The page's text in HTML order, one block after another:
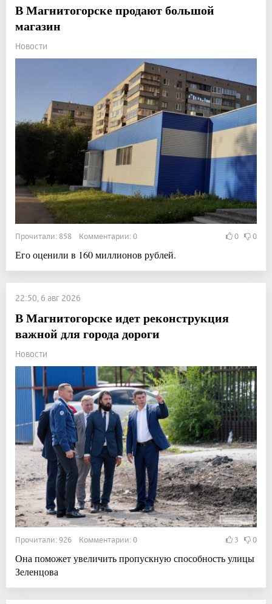
В Магнитогорске продают большой
магазин
Новости
Прочитали: 858 Комментарии: 0 0 0
Его оценили в 160 миллионов рублей.
22:50, 6 авг 2026
В Магнитогорске идет реконструкция
важной для города дороги
Новости
Прочитали: 926 Комментарии: 0 3 0
Она поможет увеличить пропускную способность улицы
Зеленцова